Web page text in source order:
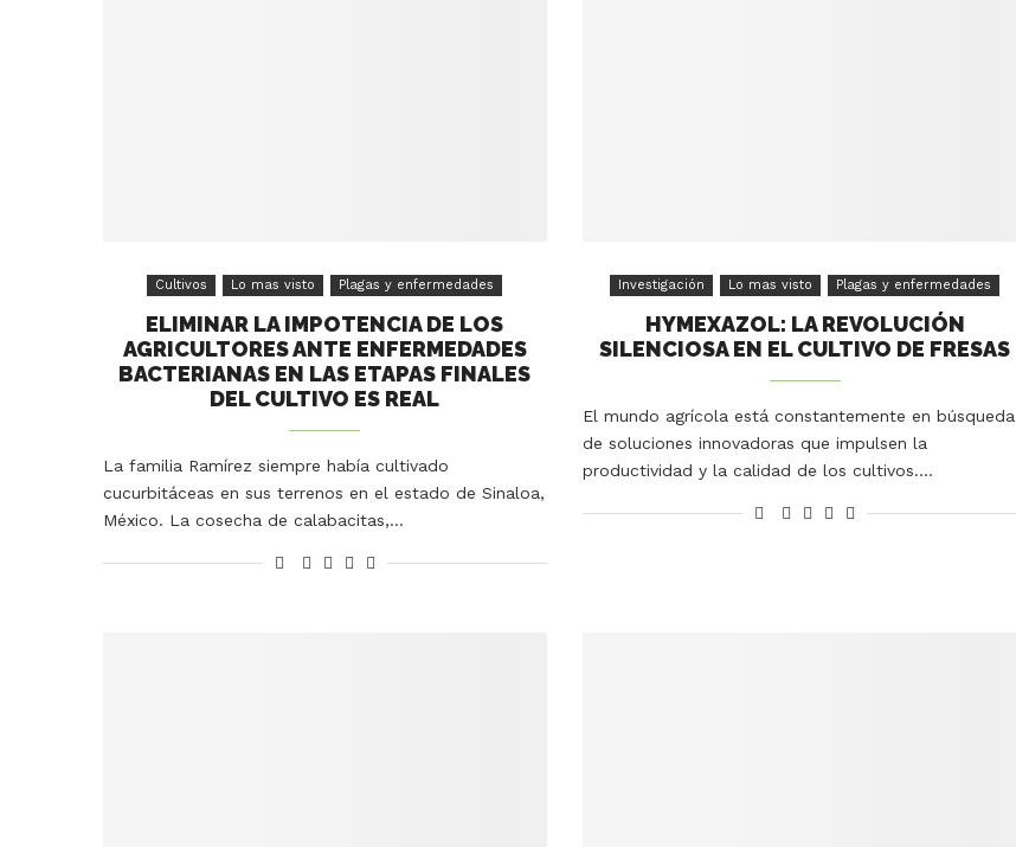
Cultivos Lo mas visto Plagas y enfermedades
ELIMINAR LA IMPOTENCIA DE LOS
AGRICULTORES ANTE ENFERMEDADES
BACTERIANAS EN LAS ETAPAS FINALES
DEL CULTIVO ES REAL
La familia Ramírez siempre había cultivado
cucurbitáceas en sus terrenos en el estado de Sinaloa,
México. La cosecha de calabacitas,…
Investigación Lo mas visto Plagas y enfermedades
HYMEXAZOL: LA REVOLUCIÓN
SILENCIOSA EN EL CULTIVO DE FRESAS
El mundo agrícola está constantemente en búsqueda
de soluciones innovadoras que impulsen la
productividad y la calidad de los cultivos.…